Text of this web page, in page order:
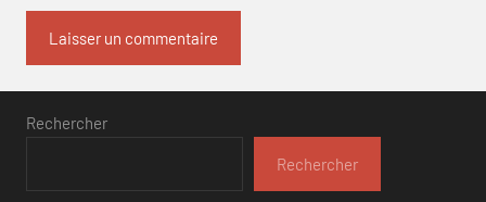
Rechercher
Rechercher